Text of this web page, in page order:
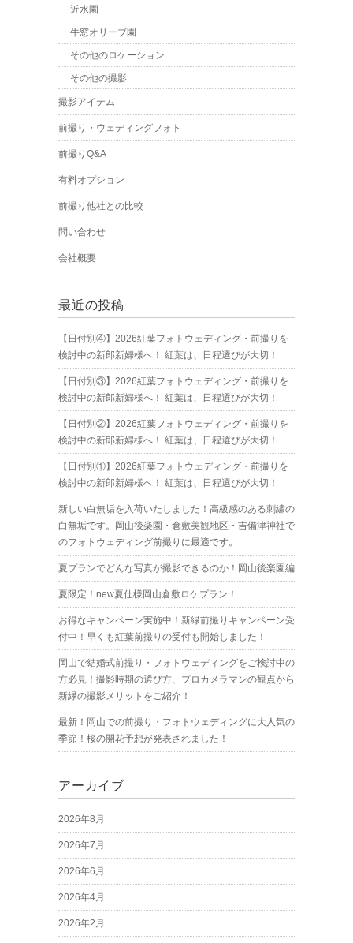
近水園
牛窓オリーブ園
その他のロケーション
その他の撮影
撮影アイテム
前撮り・ウェディングフォト
前撮りQ&A
有料オプション
前撮り他社との比較
問い合わせ
会社概要
最近の投稿
【日付別④】2026紅葉フォトウェディング・前撮りを
検討中の新郎新婦様へ！ 紅葉は、日程選びが大切！
【日付別③】2026紅葉フォトウェディング・前撮りを
検討中の新郎新婦様へ！ 紅葉は、日程選びが大切！
【日付別②】2026紅葉フォトウェディング・前撮りを
検討中の新郎新婦様へ！ 紅葉は、日程選びが大切！
【日付別①】2026紅葉フォトウェディング・前撮りを
検討中の新郎新婦様へ！ 紅葉は、日程選びが大切！
新しい白無垢を入荷いたしました！高級感のある刺繍の
白無垢です。岡山後楽園・倉敷美観地区・吉備津神社で
のフォトウェディング前撮りに最適です。
夏プランでどんな写真が撮影できるのか！岡山後楽園編
夏限定！new夏仕様岡山倉敷ロケプラン！
お得なキャンペーン実施中！新緑前撮りキャンペーン受
付中！早くも紅葉前撮りの受付も開始しました！
岡山で結婚式前撮り・フォトウェディングをご検討中の
方必見！撮影時期の選び方、プロカメラマンの観点から
新緑の撮影メリットをご紹介！
最新！岡山での前撮り・フォトウェディングに大人気の
季節！桜の開花予想が発表されました！
アーカイブ
2026年8月
2026年7月
2026年6月
2026年4月
2026年2月